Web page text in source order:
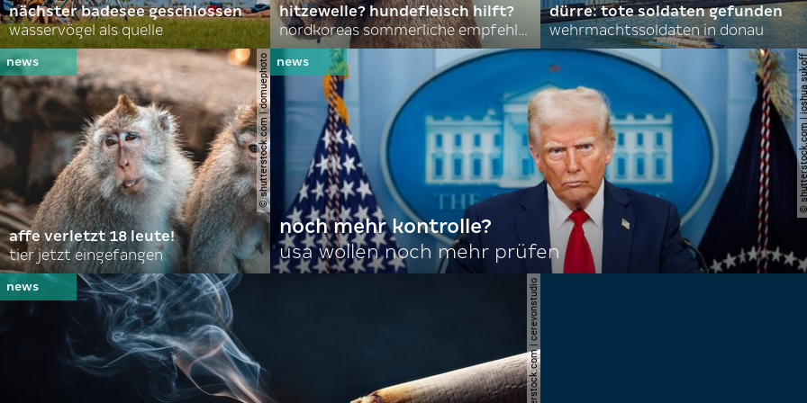
nächster badesee geschlossen
wasservögel als quelle
hitzewelle? hundefleisch hilft?
nordkoreas sommerliche empfehlungen
dürre: tote soldaten gefunden
wehrmachtssoldaten in donau
© shutterstock.com | domuephoto
affe verletzt 18 leute!
tier jetzt eingefangen
©
noch mehr kontrolle?
usa wollen noch mehr prüfen
© shutterstock.com | cerevonstudio